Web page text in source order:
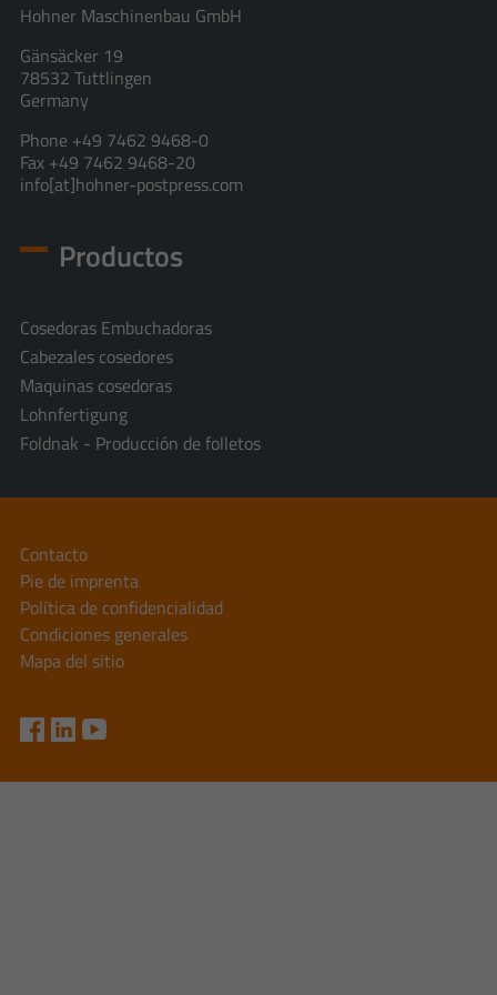
Hohner Maschinenbau GmbH
Gänsäcker 19
78532 Tuttlingen
Germany
Phone +49 7462 9468-0
Fax +49 7462 9468-20
info[at]hohner-postpress.com
Productos
Cosedoras Embuchadoras
Cabezales cosedores
Maquinas cosedoras
Lohnfertigung
Foldnak - Producción de folletos
Contacto
Pie de imprenta
Política de confidencialidad
Condiciones generales
Mapa del sitio